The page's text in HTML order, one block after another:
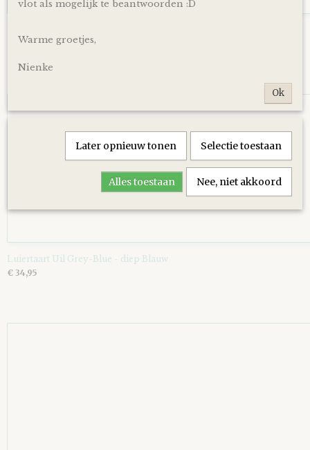
€ 39,95
Luiertaart Uil Grey-Blue - diep Blauw
€ 34,95
vlot als mogelijk te beantwoorden :D
Warme groetjes,
Nienke
Ok
Later opnieuw tonen Selectie toestaan
Alles toestaan Nee, niet akkoord